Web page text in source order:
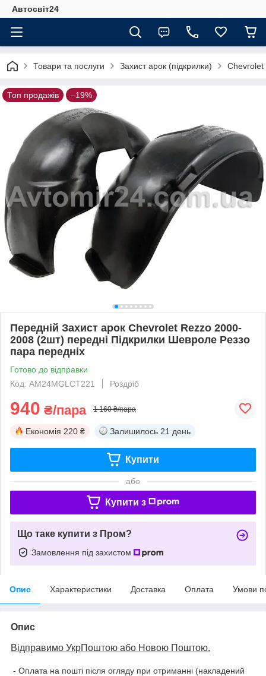
Автосвіт24
Товари та послуги Захист арок (підкрилки) Chevrolet
Топ продажів –19%
Передній Захист арок Chevrolet Rezzo 2000-
2008 (2шт) передні Підкрилки Шевроле Реззо
пара передніх
Готово до відправки
Код: AM24MGLCT221
Роздріб
940 ₴/пара 1 160 ₴/пара
Економія 220 ₴ Залишилось 21 день
Купити
або
Купити з
Що таке купити з Пром?
Замовлення під захистом
Опис Характеристики Доставка Оплата Умови
Опис
Відправимо УкрПоштою або Новою Поштою.
- Оплата на пошті після огляду при отриманні (накладений